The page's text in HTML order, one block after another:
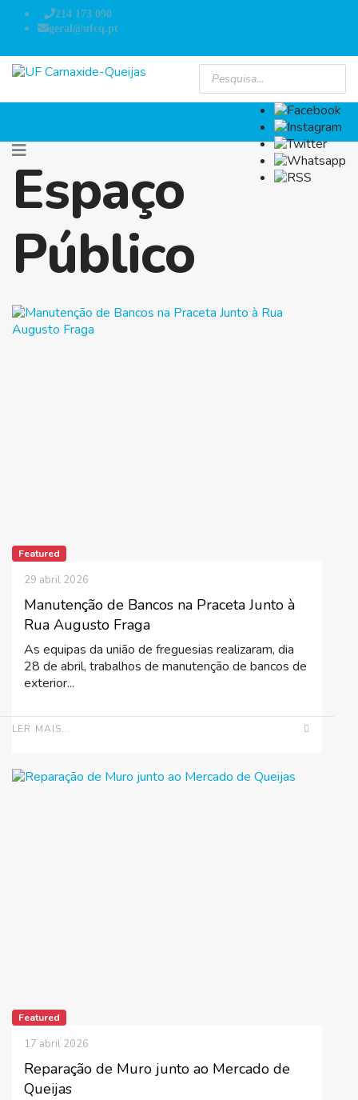
214 173 090
geral@ufcq.pt
Espaço
Público
Featured
Manutenção de Bancos na Praceta Junto à
Rua Augusto Fraga
29 abril 2026
As equipas da união de freguesias realizaram, dia
28 de abril, trabalhos de manutenção de bancos de
exterior...
LER MAIS...
Featured
Reparação de Muro junto ao Mercado de
Queijas
17 abril 2026